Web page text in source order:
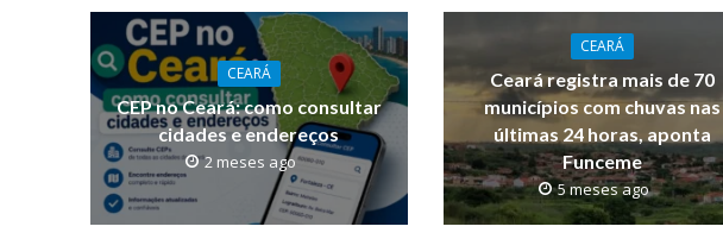
CEARÁ
CEP no Ceará: como consultar
cidades e endereços
2 meses ago
CEARÁ
Ceará registra mais de 70
municípios com chuvas nas
últimas 24 horas, aponta
Funceme
5 meses ago